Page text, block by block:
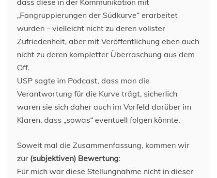
dass diese in der Kommunikation mit
„Fangruppierungen der Südkurve“ erarbeitet
wurden – vielleicht nicht zu deren vollster
Zufriedenheit, aber mit Veröffentlichung eben auch
nicht zu deren kompletter Überraschung aus dem
Off.
USP sagte im Podcast, dass man die
Verantwortung für die Kurve trägt, sicherlich
waren sie sich daher auch im Vorfeld darüber im
Klaren, dass „sowas“ eventuell folgen könnte.
Soweit mal die Zusammenfassung, kommen wir
zur (subjektiven) Bewertung:
Für mich war diese Stellungnahme nicht in dieser